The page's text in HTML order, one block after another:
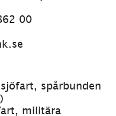
00
spårbunden
militära